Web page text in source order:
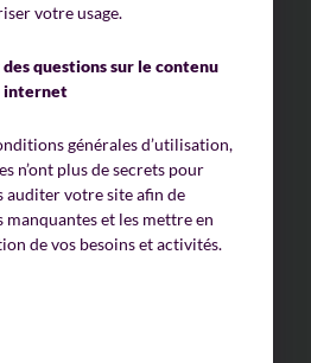
votre usage.
des questions sur le contenu
internet
générales d’utilisation,
n’ont plus de secrets pour
auditer votre site afin de
et les mettre en
de vos besoins et activités.